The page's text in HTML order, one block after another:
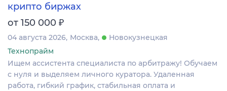
крипто биржах
от 150 000 ₽
04 августа 2026 Москва
Новокузнецкая
Технопрайм
Ищем ассистента специалиста по арбитражу! Обучаем
с нуля и выделяем личного куратора. Удаленная
работа, гибкий график, стабильная оплата и